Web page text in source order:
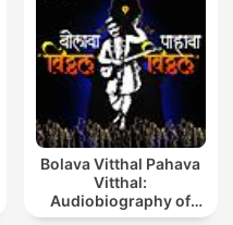
Bolava Vitthal Pahava
Vitthal:
Audiobiography of
Saint Tukaram